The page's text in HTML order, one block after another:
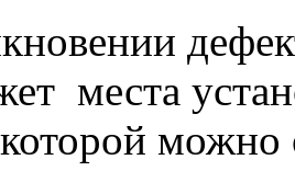
места
можно